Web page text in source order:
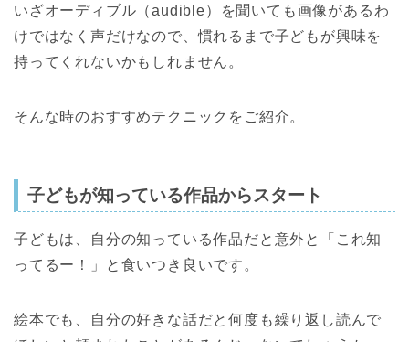
いざオーディブル（audible）を聞いても画像があるわ
けではなく声だけなので、慣れるまで子どもが興味を
持ってくれないかもしれません。
そんな時のおすすめテクニックをご紹介。
子どもが知っている作品からスタート
子どもは、自分の知っている作品だと意外と「これ知
ってるー！」と食いつき良いです。
絵本でも、自分の好きな話だと何度も繰り返し読んで